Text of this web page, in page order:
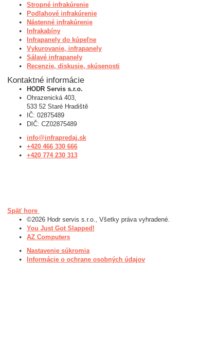
Stropné infrakúrenie
Podlahové infrakúrenie
Nástenné infrakúrenie
Infrakabíny
Infrapanely do kúpeľne
Vykurovanie, infrapanely
Sálavé infrapanely
Recenzie, diskusie, skúsenosti
Kontaktné informácie
HODR Servis s.r.o.
Ohrazenická 403,
533 52 Staré Hradiště
IČ: 02875489
DIČ: CZ02875489
info@infrapredaj.sk
+420 466 330 666
+420 774 230 313
Späť hore
©2026 Hodr servis s.r.o., Všetky práva vyhradené.
You Just Got Slapped!
AZ Computers
Nastavenie súkromia
Informácie o ochrane osobných údajov